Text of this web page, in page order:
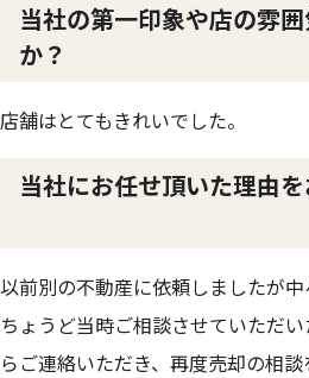
当社の第一印象や店の雰
か？
店舗はとてもきれいでした。
当社にお任せ頂いた理由
以前別の不動産に依頼しましたが
ちょうど当時ご相談させていただ
らご連絡いただき、再度売却の相